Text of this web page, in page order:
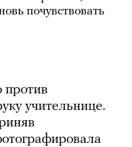
почувствовать
против
учительнице.